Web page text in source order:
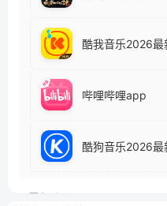
酷我音乐2026最
哔哩哔哩app
酷狗音乐2026最